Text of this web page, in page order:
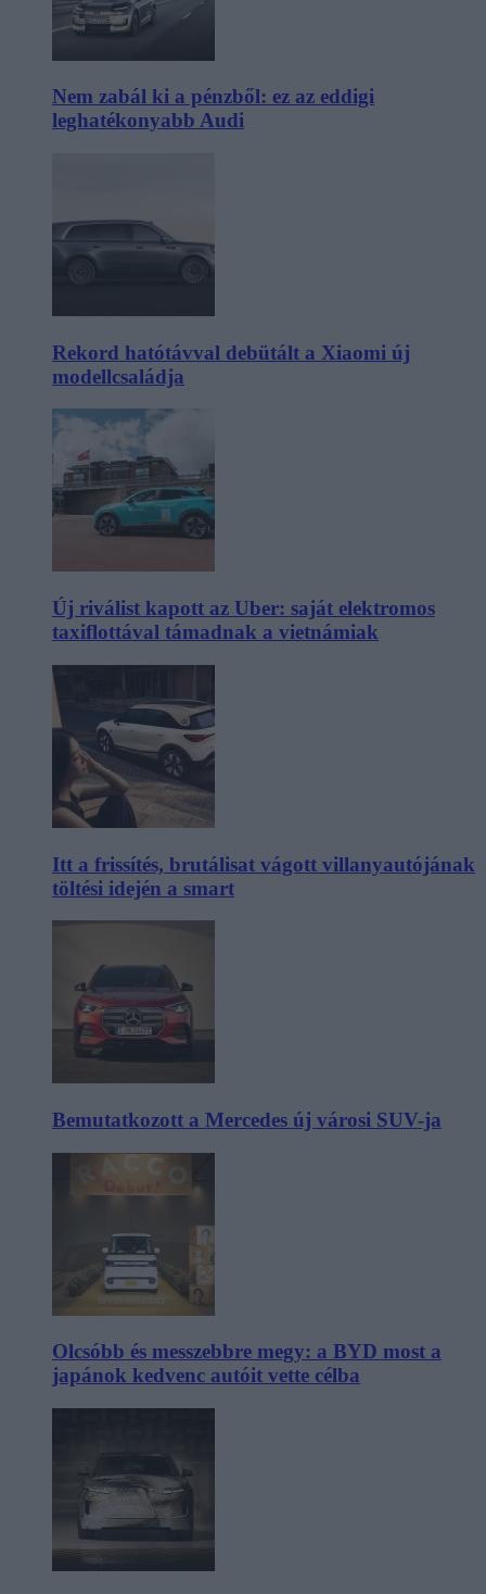
Nem zabál ki a pénzből: ez az eddigi
leghatékonyabb Audi
Rekord hatótávval debütált a Xiaomi új
modellcsaládja
Új riválist kapott az Uber: saját elektromos
taxiflottával támadnak a vietnámiak
Itt a frissítés, brutálisat vágott villanyautójának
töltési idején a smart
Bemutatkozott a Mercedes új városi SUV-ja
Olcsóbb és messzebbre megy: a BYD most a
japánok kedvenc autóit vette célba